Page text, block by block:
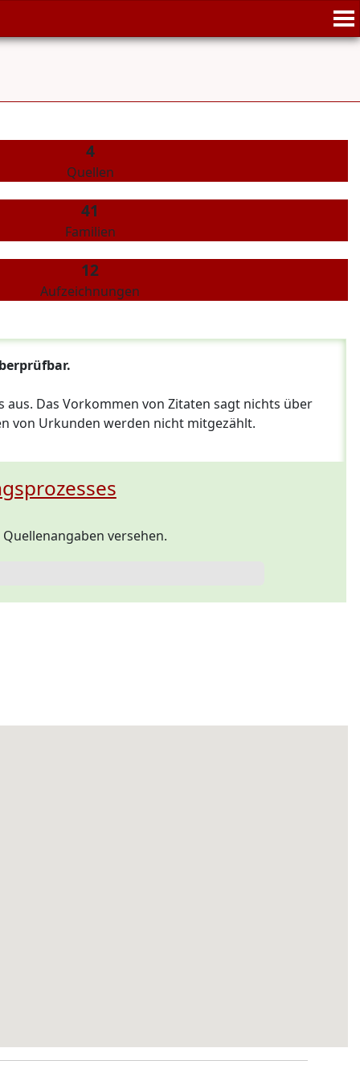
4
Quellen
41
Familien
12
Aufzeichnungen
Das Vorkommen von Zitaten sagt nichts über
von Urkunden werden nicht mitgezählt.
versehen.